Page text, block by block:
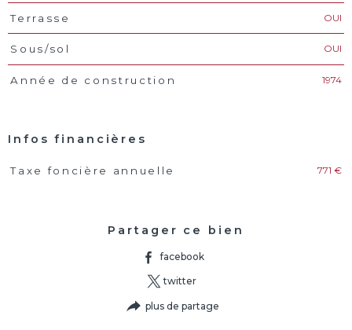
Terrasse OUI
Sous/sol OUI
Année de construction 1974
Infos financières
Caractéristiques Valeurs
Taxe foncière annuelle 771 €
Partager ce bien
facebook
twitter
plus de partage